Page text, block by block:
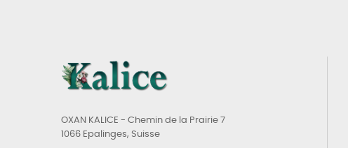
OXAN KALICE - Chemin de la Prairie 7
1066 Epalinges, Suisse